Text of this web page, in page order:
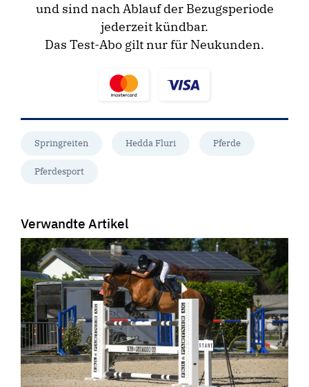
und sind nach Ablauf der Bezugsperiode
jederzeit kündbar.
Das Test-Abo gilt nur für Neukunden.
Springreiten Hedda Fluri Pferde
Pferdesport
Verwandte Artikel